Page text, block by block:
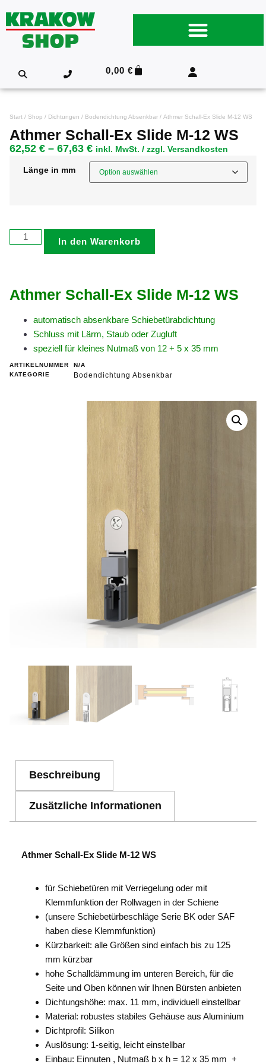
0,00€
Start / Shop / Dichtungen / Bodendichtung Absenkbar / Athmer Schall-Ex Slide M-12 WS
Athmer Schall-Ex Slide M-12 WS
62,52 € – 67,63 € inkl. MwSt. / zzgl. Versandkosten
Länge in mm
In den Warenkorb
Athmer Schall-Ex Slide M-12 WS
automatisch absenkbare Schiebetürabdichtung
Schluss mit Lärm, Staub oder Zugluft
speziell für kleines Nutmaß von 12 + 5 x 35 mm
ARTIKELNUMMER
N/A
KATEGORIE
Bodendichtung Absenkbar
Beschreibung
Zusätzliche Informationen
Athmer Schall-Ex Slide M-12 WS
für Schiebetüren mit Verriegelung oder mit
Klemmfunktion der Rollwagen in der Schiene
(unsere Schiebetürbeschläge Serie BK oder SAF
haben diese Klemmfunktion)
Kürzbarkeit: alle Größen sind einfach bis zu 125
mm kürzbar
hohe Schalldämmung im unteren Bereich, für die
Seite und Oben können wir Ihnen Bürsten anbieten
Dichtungshöhe: max. 11 mm, individuell einstellbar
Material: robustes stabiles Gehäuse aus Aluminium
Dichtprofil: Silikon
Auslösung: 1-seitig, leicht einstellbar
Einbau: Einnuten , Nutmaß b x h = 12 x 35 mm +